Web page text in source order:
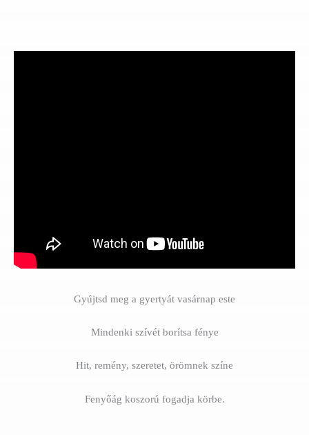
Gyújtsd meg a gyertyát vasárnap este
Mindenki szívét borítsa fénye
Hit, remény, szeretet, örömnek színe
Fenyőág koszorú fogadja körbe.